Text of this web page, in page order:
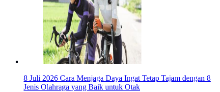
8 Juli 2026 Cara Menjaga Daya Ingat Tetap Tajam dengan 8
Jenis Olahraga yang Baik untuk Otak